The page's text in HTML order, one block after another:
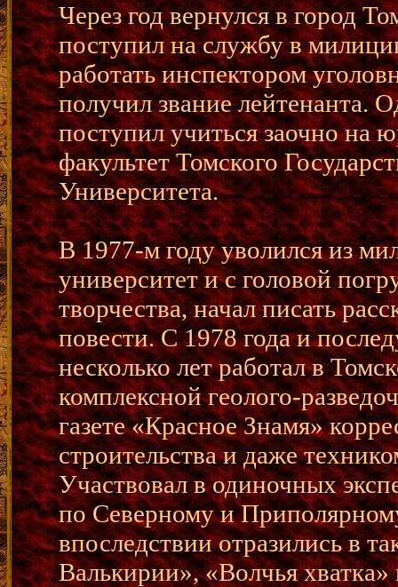
Через год вернулся в город
поступил на службу в
работать инспектором
получил звание лейтенанта.
поступил учиться заочно на
факультет Томского
Университета.
В 1977-м году уволился из
университет и с головой
творчества, начал писать
повести. С 1978 года и
несколько лет работал в
комплексной геолого-
газете «Красное Знамя»
строительства и даже
Участвовал в одиночных
по Северному и
впоследствии отразились в
Валькирии», «Волчья хватка»